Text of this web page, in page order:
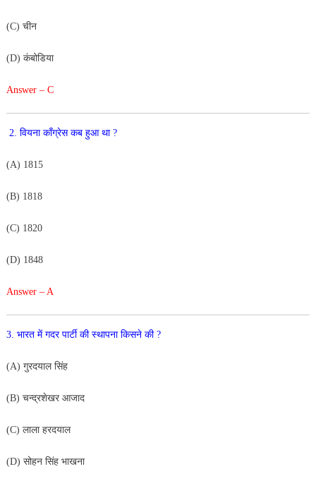
(C) चीन
(D) कंबोडिया
Answer – C
2 वियना काँग्रेस कब हुआ था ?
(A) 1815
(B) 1818
(C) 1820
(D) 1848
Answer – A
3. भारत में गदर पार्टी की स्थापना किसने की ?
(A) गुरदयाल सिंह
(B) चन्द्रशेखर आजाद
(C) लाला हरदयाल
(D) सोहन सिंह भाखना